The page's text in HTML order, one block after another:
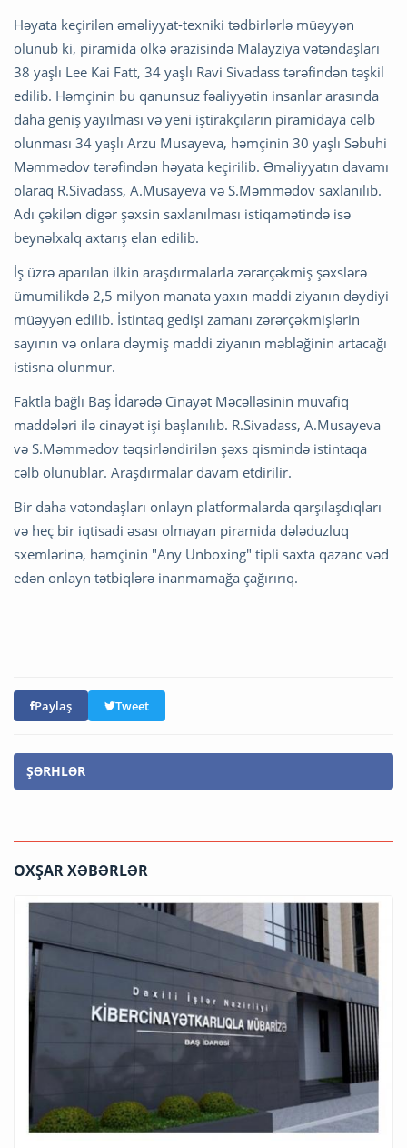
Həyata keçirilən əməliyyat-texniki tədbirlərlə müəyyən
olunub ki, piramida ölkə ərazisində Malayziya vətəndaşları
38 yaşlı Lee Kai Fatt, 34 yaşlı Ravi Sivadass tərəfindən təşkil
edilib. Həmçinin bu qanunsuz fəaliyyətin insanlar arasında
daha geniş yayılması və yeni iştirakçıların piramidaya cəlb
olunması 34 yaşlı Arzu Musayeva, həmçinin 30 yaşlı Səbuhi
Məmmədov tərəfindən həyata keçirilib. Əməliyyatın davamı
olaraq R.Sivadass, A.Musayeva və S.Məmmədov saxlanılıb.
Adı çəkilən digər şəxsin saxlanılması istiqamətində isə
beynəlxalq axtarış elan edilib.
İş üzrə aparılan ilkin araşdırmalarla zərərçəkmiş şəxslərə
ümumilikdə 2,5 milyon manata yaxın maddi ziyanın dəydiyi
müəyyən edilib. İstintaq gedişi zamanı zərərçəkmişlərin
sayının və onlara dəymiş maddi ziyanın məbləğinin artacağı
istisna olunmur.
Faktla bağlı Baş İdarədə Cinayət Məcəlləsinin müvafiq
maddələri ilə cinayət işi başlanılıb. R.Sivadass, A.Musayeva
və S.Məmmədov təqsirləndirilən şəxs qismində istintaqa
cəlb olunublar. Araşdırmalar davam etdirilir.
Bir daha vətəndaşları onlayn platformalarda qarşılaşdıqları
və heç bir iqtisadi əsası olmayan piramida dələduzluq
sxemlərinə, həmçinin "Any Unboxing" tipli saxta qazanc vəd
edən onlayn tətbiqlərə inanmamağa çağırırıq.
Paylaş Tweet
ŞƏRHLƏR
OXŞAR XƏBƏRLƏR